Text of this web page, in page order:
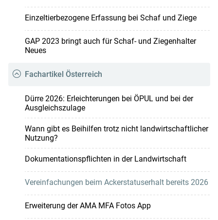
Einzeltierbezogene Erfassung bei Schaf und Ziege
GAP 2023 bringt auch für Schaf- und Ziegenhalter
Neues
Fachartikel Österreich
Dürre 2026: Erleichterungen bei ÖPUL und bei der
Ausgleichszulage
Wann gibt es Beihilfen trotz nicht landwirtschaftlicher
Nutzung?
Dokumentationspflichten in der Landwirtschaft
Vereinfachungen beim Ackerstatuserhalt bereits 2026
Erweiterung der AMA MFA Fotos App